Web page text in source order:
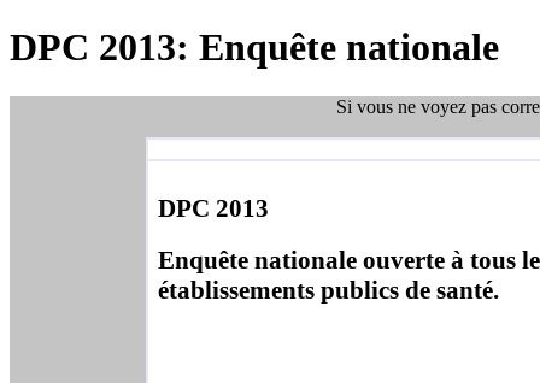
DPC 2013: Enquête nationale
Si vous ne voyez pas
DPC 2013
Enquête nationale ouverte à tous
établissements publics de santé.